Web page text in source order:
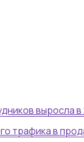
выросла в
трафика в